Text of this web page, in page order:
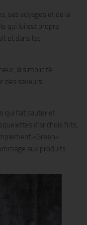
ses voyages et de la
qui lui est propre
et dans les
la simplicité,
des saveurs
qui fait sauter et
d’anchois frits,
«Green»
aux produits